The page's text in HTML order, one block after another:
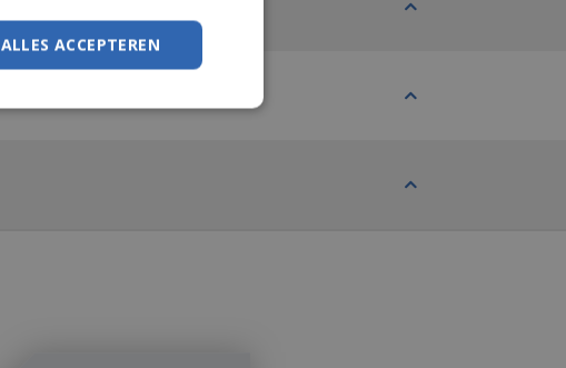
ALLES ACCEPTEREN